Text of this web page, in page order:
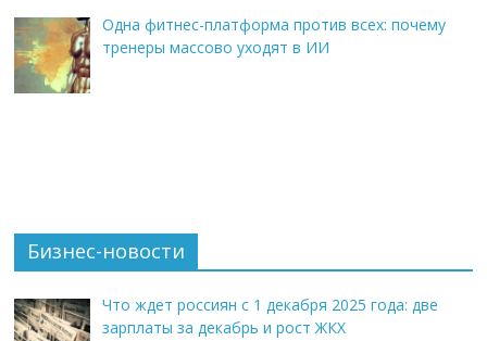
Одна фитнес-платформа против всех: почему
тренеры массово уходят в ИИ
Бизнес-новости
Что ждет россиян с 1 декабря 2025 года: две
зарплаты за декабрь и рост ЖКХ